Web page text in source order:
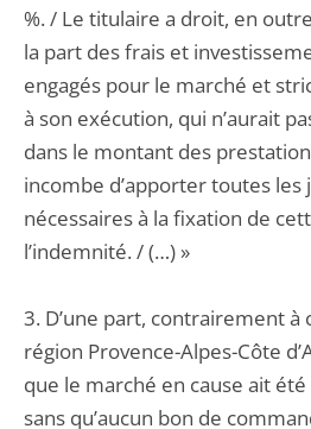
%. / Le titulaire a droit, en
la part des frais et
engagés pour le marché et
à son exécution, qui n’aurait
dans le montant des
incombe d’apporter toutes les
nécessaires à la fixation de
l’indemnité. / (…) »
3. D’une part, contrairement à
région Provence-Alpes-Côte
que le marché en cause ait
sans qu’aucun bon de